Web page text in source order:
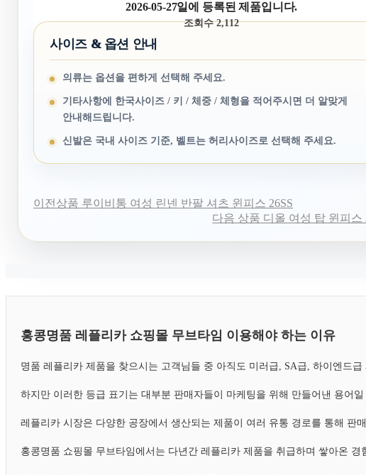
2026-05-27일에 등록된 제품입니다.
조회수 2,112
사이즈 & 옵션 안내
의류는 옵션을 편하게 선택해 주세요.
기타사항에 한국사이즈 / 키 / 체중 / 체형을 적어주시면 더 알맞게
안내해드립니다.
신발은 국내 사이즈 기준, 벨트는 허리사이즈로 선택해 주세요.
이전상품 루이비통 여성 린넨 반팔 셔츠 윈피스 26SS
다음 상품 디올 여성 탑 윈피스
홍콩명품 레플리카 쇼핑몰 무브타임 이용해야 하는 이유
명품 레플리카 제품을 찾으시는 고객님들 중 아직도 미러급, SA급, 하이엔드
하지만 이러한 등급 표기는 대부분 판매자들이 마케팅을 위해 만들어낸 용어
레플리카 시장은 다양한 공장에서 생산되는 제품이 여러 유통 경로를 통해
홍콩명품 쇼핑몰 무브타임에서는 다년간 레플리카 제품을 취급하며 쌓아온